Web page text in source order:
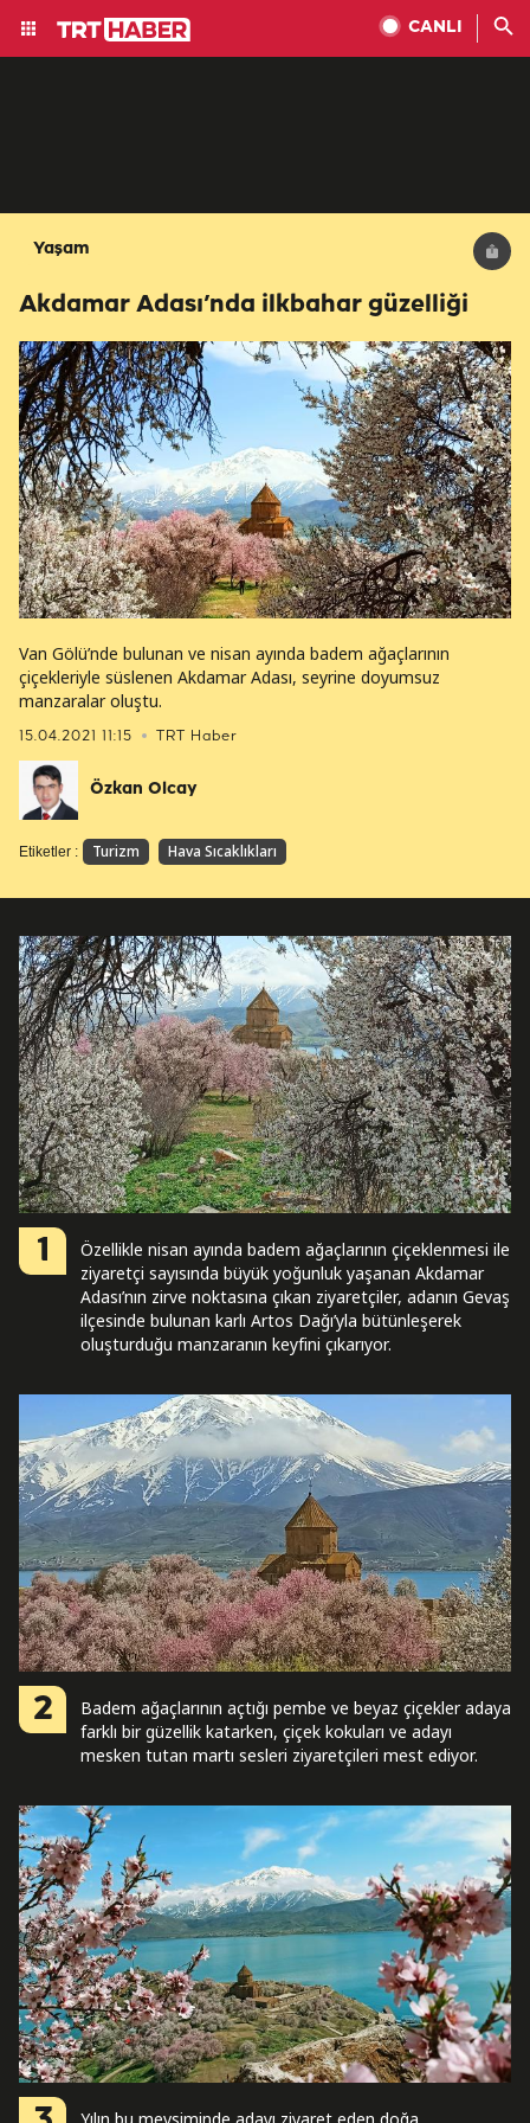
CANLI
Yaşam
Akdamar Adası’nda ilkbahar güzelliği
15.04.2021 11:15 TRT Haber
Van Gölü’nde bulunan ve nisan ayında badem ağaçlarının
çiçekleriyle süslenen Akdamar Adası, seyrine doyumsuz
manzaralar oluştu.
Özkan Olcay
Etiketler : Turizm Hava Sıcaklıkları
1
Özellikle nisan ayında badem ağaçlarının çiçeklenmesi ile
ziyaretçi sayısında büyük yoğunluk yaşanan Akdamar
Adası’nın zirve noktasına çıkan ziyaretçiler, adanın Gevaş
ilçesinde bulunan karlı Artos Dağı’yla bütünleşerek
oluşturduğu manzaranın keyfini çıkarıyor.
2
Badem ağaçlarının açtığı pembe ve beyaz çiçekler adaya
farklı bir güzellik katarken, çiçek kokuları ve adayı
mesken tutan martı sesleri ziyaretçileri mest ediyor.